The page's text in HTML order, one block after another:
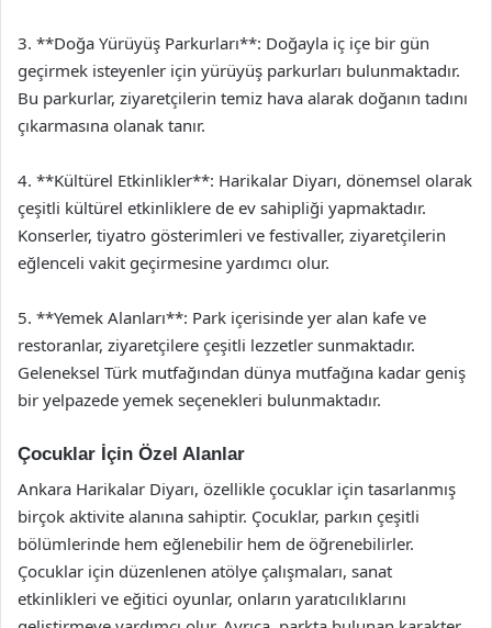
3. **Doğa Yürüyüş Parkurları**: Doğayla iç içe bir gün
geçirmek isteyenler için yürüyüş parkurları bulunmaktadır.
Bu parkurlar, ziyaretçilerin temiz hava alarak doğanın tadını
çıkarmasına olanak tanır.
4. **Kültürel Etkinlikler**: Harikalar Diyarı, dönemsel olarak
çeşitli kültürel etkinliklere de ev sahipliği yapmaktadır.
Konserler, tiyatro gösterimleri ve festivaller, ziyaretçilerin
eğlenceli vakit geçirmesine yardımcı olur.
5. **Yemek Alanları**: Park içerisinde yer alan kafe ve
restoranlar, ziyaretçilere çeşitli lezzetler sunmaktadır.
Geleneksel Türk mutfağından dünya mutfağına kadar geniş
bir yelpazede yemek seçenekleri bulunmaktadır.
Çocuklar İçin Özel Alanlar
Ankara Harikalar Diyarı, özellikle çocuklar için tasarlanmış
birçok aktivite alanına sahiptir. Çocuklar, parkın çeşitli
bölümlerinde hem eğlenebilir hem de öğrenebilirler.
Çocuklar için düzenlenen atölye çalışmaları, sanat
etkinlikleri ve eğitici oyunlar, onların yaratıcılıklarını